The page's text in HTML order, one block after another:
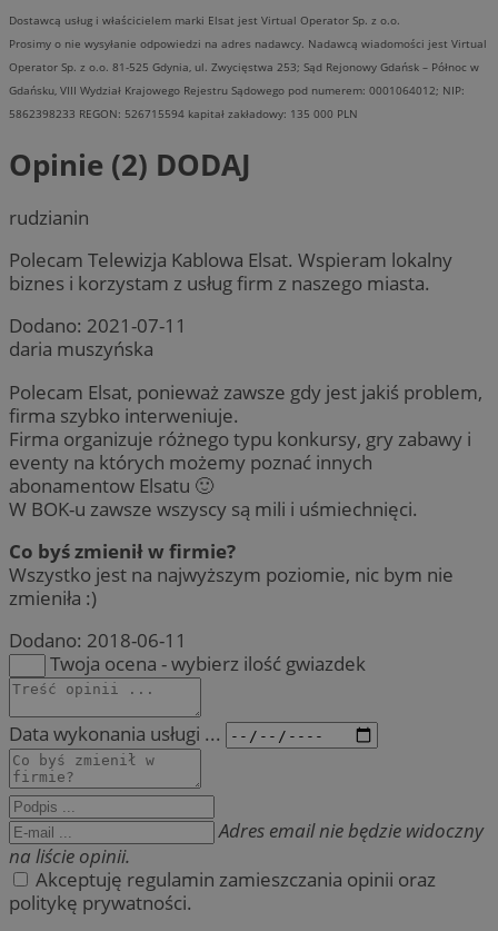
Dostawcą usług i właścicielem marki Elsat jest Virtual Operator Sp. z o.o.
Prosimy o nie wysyłanie odpowiedzi na adres nadawcy. Nadawcą wiadomości jest Virtual
Operator Sp. z o.o. 81-525 Gdynia, ul. Zwycięstwa 253; Sąd Rejonowy Gdańsk – Północ w
Gdańsku, VIII Wydział Krajowego Rejestru Sądowego pod numerem: 0001064012; NIP:
5862398233 REGON: 526715594 kapitał zakładowy: 135 000 PLN
Opinie (2) DODAJ
rudzianin
Polecam Telewizja Kablowa Elsat. Wspieram lokalny
biznes i korzystam z usług firm z naszego miasta.
Dodano: 2021-07-11
daria muszyńska
Polecam Elsat, ponieważ zawsze gdy jest jakiś problem,
firma szybko interweniuje.
Firma organizuje różnego typu konkursy, gry zabawy i
eventy na których możemy poznać innych
abonamentow Elsatu 🙂
W BOK-u zawsze wszyscy są mili i uśmiechnięci.
Co byś zmienił w firmie?
Wszystko jest na najwyższym poziomie, nic bym nie
zmieniła :)
Dodano: 2018-06-11
Twoja ocena - wybierz ilość gwiazdek
Data wykonania usługi ...
Adres email nie będzie widoczny
na liście opinii.
Akceptuję regulamin zamieszczania opinii oraz
politykę prywatności.